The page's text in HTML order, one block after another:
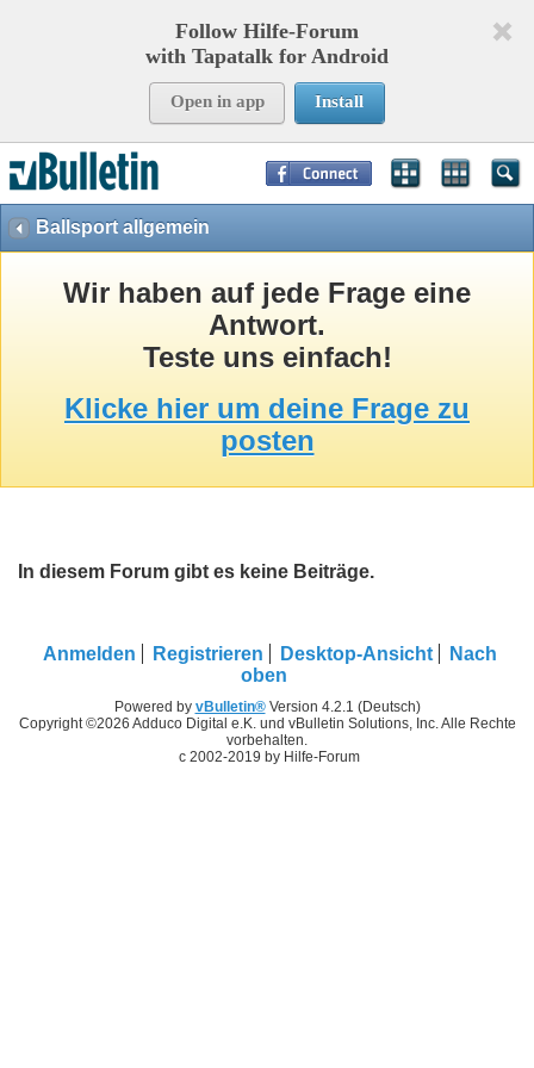
Follow Hilfe-Forum
with Tapatalk for Android
Open in app Install
Ballsport allgemein
Wir haben auf jede Frage eine
Antwort.
Teste uns einfach!
Klicke hier um deine Frage zu
posten
In diesem Forum gibt es keine Beiträge.
Anmelden Registrieren Desktop-Ansicht
Nach
oben
Powered by vBulletin®Version 4.2.1 (Deutsch)
Copyright ©2026 Adduco Digital e.K. und vBulletin Solutions, Inc. Alle Rechte
vorbehalten.
c 2002-2019 by Hilfe-Forum
Page Time:0,07538
Templates:26